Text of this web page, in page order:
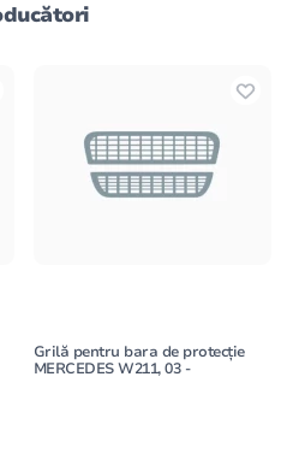
Grilă pentru bara de protecție
MERCEDES W211, 03 -